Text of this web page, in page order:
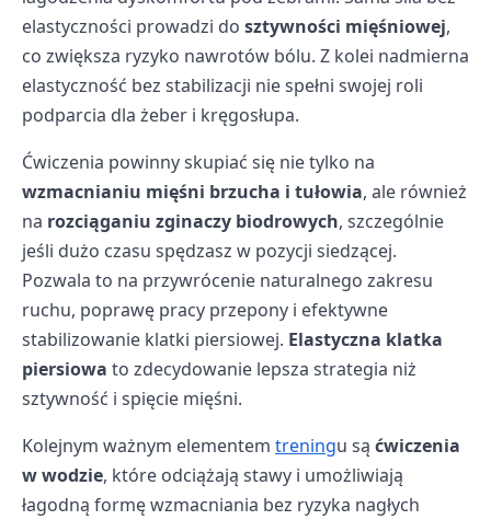
elastyczności prowadzi do sztywności mięśniowej,
co zwiększa ryzyko nawrotów bólu. Z kolei nadmierna
elastyczność bez stabilizacji nie spełni swojej roli
podparcia dla żeber i kręgosłupa.
Ćwiczenia powinny skupiać się nie tylko na
wzmacnianiu mięśni brzucha i tułowia, ale również
na rozciąganiu zginaczy biodrowych, szczególnie
jeśli dużo czasu spędzasz w pozycji siedzącej.
Pozwala to na przywrócenie naturalnego zakresu
ruchu, poprawę pracy przepony i efektywne
stabilizowanie klatki piersiowej. Elastyczna klatka
piersiowa to zdecydowanie lepsza strategia niż
sztywność i spięcie mięśni.
Kolejnym ważnym elementem treningu są ćwiczenia
w wodzie, które odciążają stawy i umożliwiają
łagodną formę wzmacniania bez ryzyka nagłych